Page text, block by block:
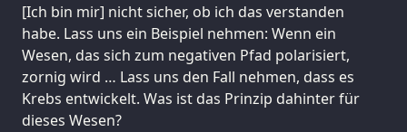
[Ich bin mir] nicht sicher, ob ich das verstanden
habe. Lass uns ein Beispiel nehmen: Wenn ein
Wesen, das sich zum negativen Pfad polarisiert,
zornig wird … Lass uns den Fall nehmen, dass es
Krebs entwickelt. Was ist das Prinzip dahinter für
dieses Wesen?